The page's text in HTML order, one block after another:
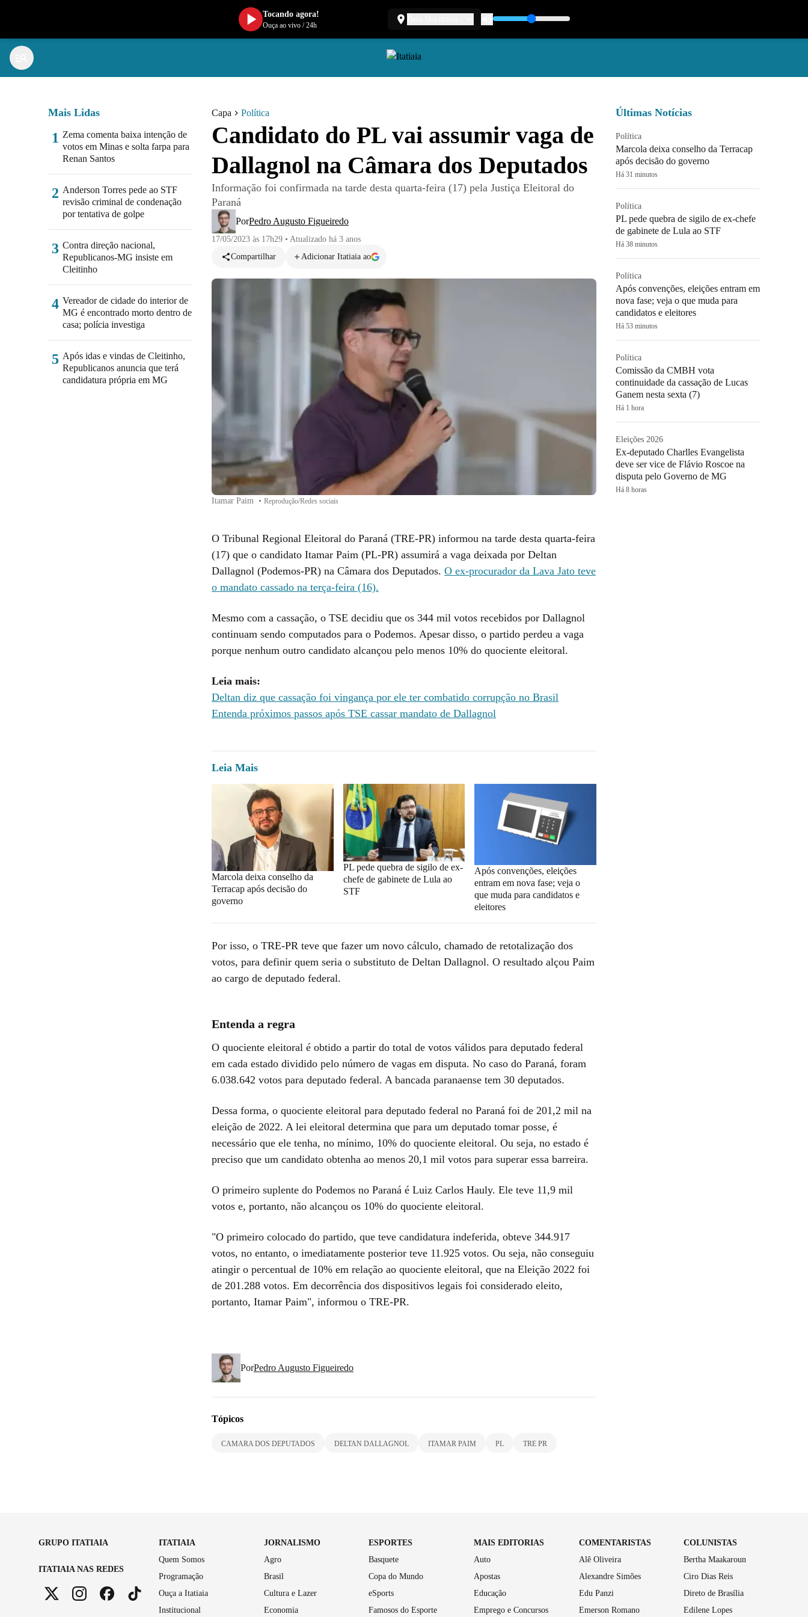
Capa Política
Candidato do PL vai assumir vaga de
Dallagnol na Câmara dos Deputados
Informação foi confirmada na tarde desta quarta-feira (17) pela Justiça Eleitoral do
Paraná
PorPedro Augusto Figueiredo
17/05/2023 às 17h29 • Atualizado há 3 anos
Compartilhar
Adicionar Itatiaia ao
Itamar Paim • Reprodução/Redes sociais
O Tribunal Regional Eleitoral do Paraná (TRE-PR) informou na tarde desta quarta-feira
(17) que o candidato Itamar Paim (PL-PR) assumirá a vaga deixada por Deltan
Dallagnol (Podemos-PR) na Câmara dos Deputados. O ex-procurador da Lava Jato teve
o mandato cassado na terça-feira (16).
Mesmo com a cassação, o TSE decidiu que os 344 mil votos recebidos por Dallagnol
continuam sendo computados para o Podemos. Apesar disso, o partido perdeu a vaga
porque nenhum outro candidato alcançou pelo menos 10% do quociente eleitoral.
Leia mais:
Deltan diz que cassação foi vingança por ele ter combatido corrupção no Brasil
Entenda próximos passos após TSE cassar mandato de Dallagnol
Leia Mais
Marcola deixa conselho da
Terracap após decisão do
governo
PL pede quebra de sigilo de ex-
chefe de gabinete de Lula ao
STF
Após convenções, eleições
entram em nova fase; veja o
que muda para candidatos e
eleitores
Por isso, o TRE-PR teve que fazer um novo cálculo, chamado de retotalização dos
votos, para definir quem seria o substituto de Deltan Dallagnol. O resultado alçou Paim
ao cargo de deputado federal.
Entenda a regra
O quociente eleitoral é obtido a partir do total de votos válidos para deputado federal
em cada estado dividido pelo número de vagas em disputa. No caso do Paraná, foram
6.038.642 votos para deputado federal. A bancada paranaense tem 30 deputados.
Dessa forma, o quociente eleitoral para deputado federal no Paraná foi de 201,2 mil na
eleição de 2022. A lei eleitoral determina que para um deputado tomar posse, é
necessário que ele tenha, no mínimo, 10% do quociente eleitoral. Ou seja, no estado é
preciso que um candidato obtenha ao menos 20,1 mil votos para superar essa barreira.
O primeiro suplente do Podemos no Paraná é Luiz Carlos Hauly. Ele teve 11,9 mil
votos e, portanto, não alcançou os 10% do quociente eleitoral.
"O primeiro colocado do partido, que teve candidatura indeferida, obteve 344.917
votos, no entanto, o imediatamente posterior teve 11.925 votos. Ou seja, não conseguiu
atingir o percentual de 10% em relação ao quociente eleitoral, que na Eleição 2022 foi
de 201.288 votos. Em decorrência dos dispositivos legais foi considerado eleito,
portanto, Itamar Paim", informou o TRE-PR.
PorPedro Augusto Figueiredo
Tópicos
CAMARA DOS DEPUTADOS DELTAN DALLAGNOL ITAMAR PAIM PL TRE PR
Mais Lidas
1 Zema comenta baixa intenção de
votos em Minas e solta farpa para
Renan Santos
2 Anderson Torres pede ao STF
revisão criminal de condenação
por tentativa de golpe
3 Contra direção nacional,
Republicanos-MG insiste em
Cleitinho
4 Vereador de cidade do interior de
MG é encontrado morto dentro de
casa; polícia investiga
5 Após idas e vindas de Cleitinho,
Republicanos anuncia que terá
candidatura própria em MG
Últimas Notícias
Política
Marcola deixa conselho da Terracap
após decisão do governo
Há 31 minutos
Política
PL pede quebra de sigilo de ex-chefe
de gabinete de Lula ao STF
Há 38 minutos
Política
Após convenções, eleições entram em
nova fase; veja o que muda para
candidatos e eleitores
Há 53 minutos
Política
Comissão da CMBH vota
continuidade da cassação de Lucas
Ganem nesta sexta (7)
Há 1 hora
Eleições 2026
Ex-deputado Charlles Evangelista
deve ser vice de Flávio Roscoe na
disputa pelo Governo de MG
Há 8 horas
GRUPO ITATIAIA
ITATIAIA NAS REDES
ITATIAIA
Quem Somos
Programação
Ouça a Itatiaia
Institucional
JORNALISMO
Agro
Brasil
Cultura e Lazer
Economia
ESPORTES
Basquete
Copa do Mundo
eSports
Famosos do Esporte
MAIS EDITORIAS
Auto
Apostas
Educação
Emprego e Concursos
COMENTARISTAS
Alê Oliveira
Alexandre Simões
Edu Panzi
Emerson Romano
COLUNISTAS
Bertha Maakaroun
Ciro Dias Reis
Direto de Brasília
Edilene Lopes
Tocando agora!
Ouça ao vivo/24h